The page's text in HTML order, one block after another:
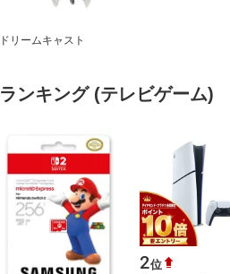
ドリームキャスト
ランキング (テレビゲーム)
2位